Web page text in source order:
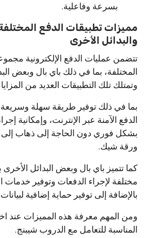
بسرعة وفاعلية.
مميزات تطبيقات الدفع
والبدائل الأخرى
تتضمن عمليات الدفع الإلكترونية
المختلفة، بما في ذلك باي بال وبعض
وتمتلك تلك التطبيقات العديد من
بما في ذلك توفير طريقة سهلة وسريعة
الدفع الآمنة عبر الإنترنت، وإمكانية
بشكل فوري دون الحاجة إلى ذهاب إلى
ورقة شيك.
كما تتميز باي بال وبعض البدائل الأخرى
مختلفة لإجراء الدفعات وتوفير خدمات
بالإضافة إلى توفير حماية إضافية لبيانات
ومن المهم معرفة هذه المميزات عند
المناسبة للتعامل مع الدروب شيبنج.